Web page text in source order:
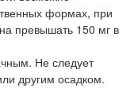
формах, при
превышать 150 мг в
Не следует
другим осадком.